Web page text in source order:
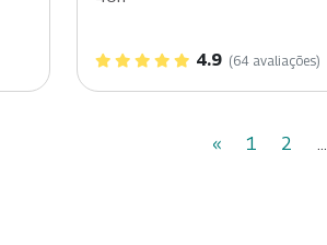
4.9 (64 avaliações)
« 1 2 ...